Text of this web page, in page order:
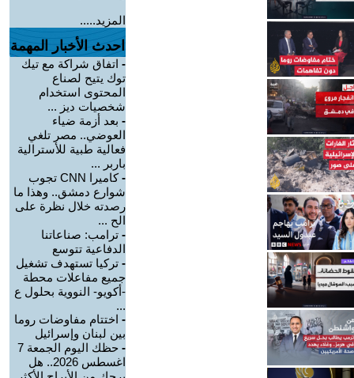
المزيد.....
احدث الأخبار المهمة
- اتفاق شراكة مع تيك
توك يتيح لصناع
المحتوى استخدام
شخصيات ديز ...
- بعد أزمة ضياء
العوضي.. مصر تلغي
فعالية طبية للأسترالية
باربر ...
-
كاميرا CNN تجوب
شوارع دمشق.. وهذا ما
رصدته خلال نظرة على
الح ...
- ترامب: صناعاتنا
الدفاعية تتوسع
- تركيا تستهدف تشغيل
جميع مفاعلات محطة
-أكويو- النووية بحلول ع
...
- اختتام مفاوضات روما
بين لبنان وإسرائيل
-
حظك اليوم الجمعة 7
اغسطس 2026.. هل